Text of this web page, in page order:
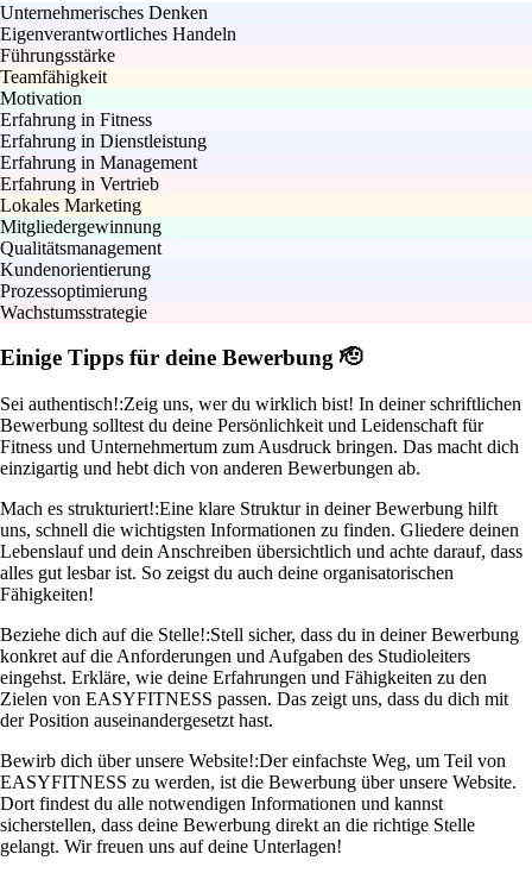
Unternehmerisches Denken
Eigenverantwortliches Handeln
Führungsstärke
Teamfähigkeit
Motivation
Erfahrung in Fitness
Erfahrung in Dienstleistung
Erfahrung in Management
Erfahrung in Vertrieb
Lokales Marketing
Mitgliedergewinnung
Qualitätsmanagement
Kundenorientierung
Prozessoptimierung
Wachstumsstrategie
Einige Tipps für deine Bewerbung 🫡
Sei authentisch!:Zeig uns, wer du wirklich bist! In deiner schriftlichen
Bewerbung solltest du deine Persönlichkeit und Leidenschaft für
Fitness und Unternehmertum zum Ausdruck bringen. Das macht dich
einzigartig und hebt dich von anderen Bewerbungen ab.
Mach es strukturiert!:Eine klare Struktur in deiner Bewerbung hilft
uns, schnell die wichtigsten Informationen zu finden. Gliedere deinen
Lebenslauf und dein Anschreiben übersichtlich und achte darauf, dass
alles gut lesbar ist. So zeigst du auch deine organisatorischen
Fähigkeiten!
Beziehe dich auf die Stelle!:Stell sicher, dass du in deiner Bewerbung
konkret auf die Anforderungen und Aufgaben des Studioleiters
eingehst. Erkläre, wie deine Erfahrungen und Fähigkeiten zu den
Zielen von EASYFITNESS passen. Das zeigt uns, dass du dich mit
der Position auseinandergesetzt hast.
Bewirb dich über unsere Website!:Der einfachste Weg, um Teil von
EASYFITNESS zu werden, ist die Bewerbung über unsere Website.
Dort findest du alle notwendigen Informationen und kannst
sicherstellen, dass deine Bewerbung direkt an die richtige Stelle
gelangt. Wir freuen uns auf deine Unterlagen!